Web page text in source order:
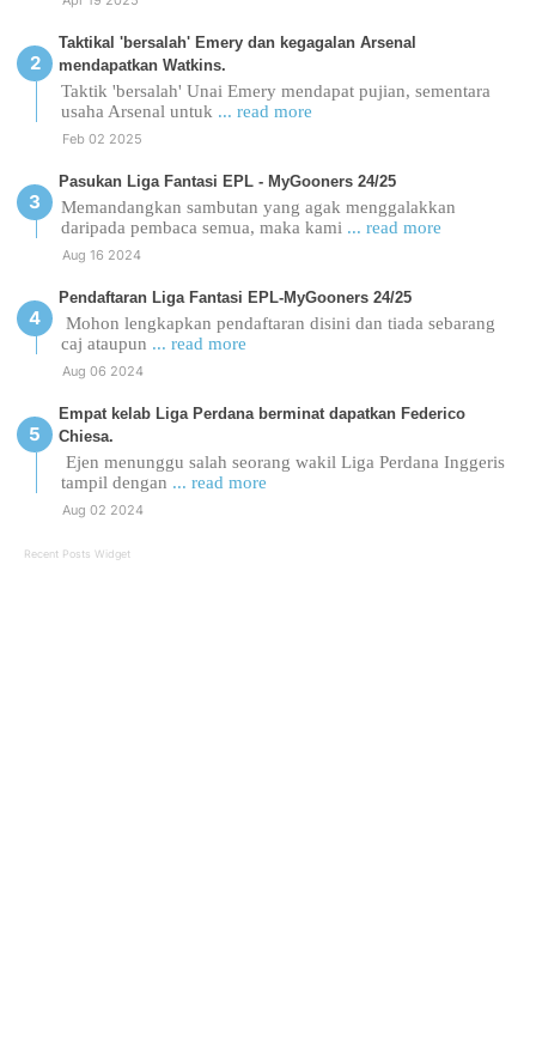
Taktikal 'bersalah' Emery dan kegagalan Arsenal
mendapatkan Watkins.
Taktik 'bersalah' Unai Emery mendapat pujian, sementara
usaha Arsenal untuk ... read more
Feb 02 2025
Pasukan Liga Fantasi EPL - MyGooners 24/25
Memandangkan sambutan yang agak menggalakkan
daripada pembaca semua, maka kami ... read more
Aug 16 2024
Pendaftaran Liga Fantasi EPL-MyGooners 24/25
Mohon lengkapkan pendaftaran disini dan tiada sebarang
caj ataupun ... read more
Aug 06 2024
Empat kelab Liga Perdana berminat dapatkan Federico
Chiesa.
Ejen menunggu salah seorang wakil Liga Perdana Inggeris
tampil dengan ... read more
Aug 02 2024
Recent Posts Widget